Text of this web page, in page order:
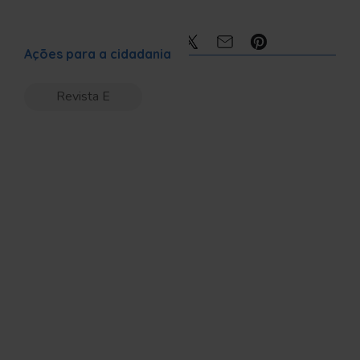
Ações para a cidadania
Revista E